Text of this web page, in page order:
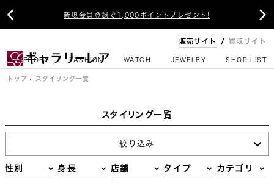
新規会員登録で1,000ポイントプレゼント!
 
販売サイト 買取サイト
CATEGORY FASHION WATCH JEWELRY SHOP LIST
トップ スタイリング一覧
スタイリング一覧
絞り込み
性別 身長 店舗 タイプ カテゴリ